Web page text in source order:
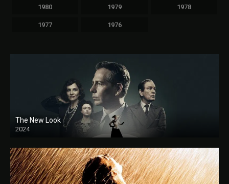
1980 1979 1978
1977 1976
The New Look
2024